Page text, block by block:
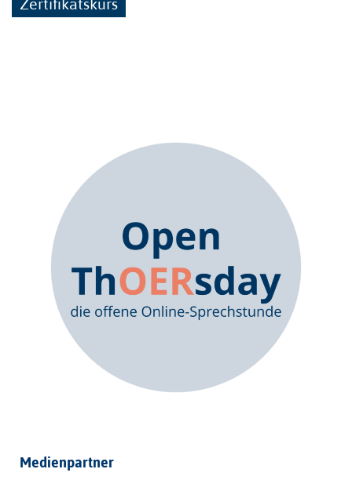
Zertifikatskurs
Medienpartner